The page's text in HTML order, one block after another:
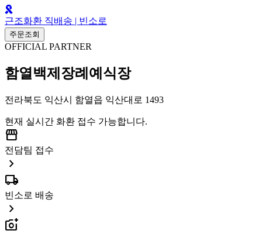
근조화환 직배송 | 빈소로
주문조회
OFFICIAL PARTNER
함열백제장례예식장
전라북도 익산시 함열읍 익산대로 1493
현재 실시간 화환 접수 가능합니다.
storefront
전담팀 접수
chevron_right
local_shipping
빈소로 배송
chevron_right
add_a_photo